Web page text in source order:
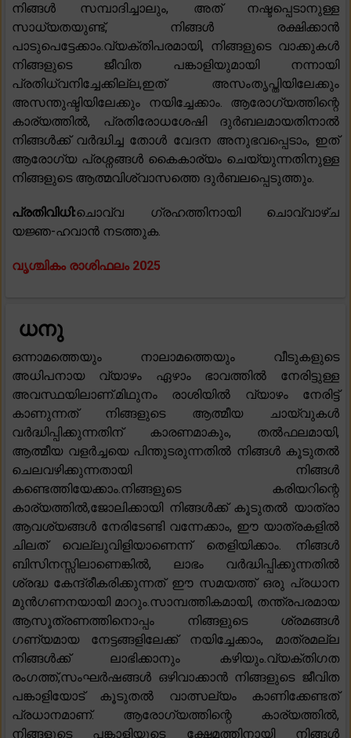
നിങ്ങൾ സമ്പാദിച്ചാലും, അത് നഷ്ടപ്പെടാനുള്ള
സാധ്യതയുണ്ട്, നിങ്ങൾ രക്ഷിക്കാൻ
പാടുപെട്ടേക്കാം.വ്യക്തിപരമായി, നിങ്ങളുടെ വാക്കുകൾ
നിങ്ങളുടെ ജീവിത പങ്കാളിയുമായി നന്നായി
പ്രതിധ്വനിച്ചേക്കില്ല,ഇത് അസംതൃപ്തിയിലേക്കും
അസന്തുഷ്ടിയിലേക്കും നയിച്ചേക്കാം. ആരോഗ്യത്തിന്റെ
കാര്യത്തിൽ, പ്രതിരോധശേഷി ദുർബലമായതിനാൽ
നിങ്ങൾക്ക് വർദ്ധിച്ച തോൾ വേദന അനുഭവപ്പെടാം, ഇത്
ആരോഗ്യ പ്രശ്നങ്ങൾ കൈകാര്യം ചെയ്യുന്നതിനുള്ള
നിങ്ങളുടെ ആത്മവിശ്വാസത്തെ ദുർബലപ്പെടുത്തും.
പ്രതിവിധി:ചൊവ്വ ഗ്രഹത്തിനായി ചൊവ്വാഴ്ച
യജ്ഞ-ഹവാൻ നടത്തുക.
വൃശ്ചികം രാശിഫലം 2025
ധനു
ഒന്നാമത്തെയും നാലാമത്തെയും വീടുകളുടെ
അധിപനായ വ്യാഴം ഏഴാം ഭാവത്തിൽ നേരിട്ടുള്ള
അവസ്ഥയിലാണ്.മിഥുനം രാശിയിൽ വ്യാഴം നേരിട്ട്
കാണുന്നത് നിങ്ങളുടെ ആത്മീയ ചായ്വുകൾ
വർദ്ധിപ്പിക്കുന്നതിന് കാരണമാകും, തൽഫലമായി,
ആത്മീയ വളർച്ചയെ പിന്തുടരുന്നതിൽ നിങ്ങൾ കൂടുതൽ
ചെലവഴിക്കുന്നതായി നിങ്ങൾ
കണ്ടെത്തിയേക്കാം.നിങ്ങളുടെ കരിയറിന്റെ
കാര്യത്തിൽ,ജോലിക്കായി നിങ്ങൾക്ക് കൂടുതൽ യാത്രാ
ആവശ്യങ്ങൾ നേരിടേണ്ടി വന്നേക്കാം, ഈ യാത്രകളിൽ
ചിലത് വെല്ലുവിളിയാണെന്ന് തെളിയിക്കാം. നിങ്ങൾ
ബിസിനസ്സിലാണെങ്കിൽ, ലാഭം വർദ്ധിപ്പിക്കുന്നതിൽ
ശ്രദ്ധ കേന്ദ്രീകരിക്കുന്നത് ഈ സമയത്ത് ഒരു പ്രധാന
മുൻഗണനയായി മാറും.സാമ്പത്തികമായി, തന്ത്രപരമായ
ആസൂത്രണത്തിനൊപ്പം നിങ്ങളുടെ ശ്രമങ്ങൾ
ഗണ്യമായ നേട്ടങ്ങളിലേക്ക് നയിച്ചേക്കാം, മാത്രമല്ല
നിങ്ങൾക്ക് ലാഭിക്കാനും കഴിയും.വ്യക്തിഗത
രംഗത്ത്,സംഘർഷങ്ങൾ ഒഴിവാക്കാൻ നിങ്ങളുടെ ജീവിത
പങ്കാളിയോട് കൂടുതൽ വാത്സല്യം കാണിക്കേണ്ടത്
പ്രധാനമാണ്. ആരോഗ്യത്തിന്റെ കാര്യത്തിൽ,
നിങ്ങളുടെ പങ്കാളിയുടെ ക്ഷേമത്തിനായി നിങ്ങൾ